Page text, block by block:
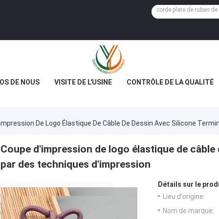
DE NOUS VISITE DE L'USINE CONTRÔLE DE LA QUALITÉ
De Logo Élastique De Câble De Dessin Avec Silicone
Coupe d'impression de logo élastique de
par des techniques d'impression
Détails sur le
Lieu d'origine:
Nom de marque: